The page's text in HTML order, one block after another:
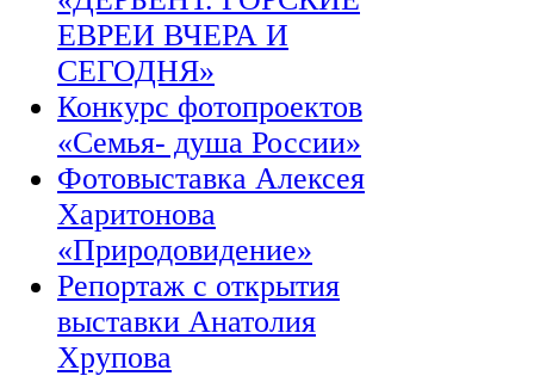
ЕВРЕИ ВЧЕРА И
СЕГОДНЯ»
Конкурс фотопроектов
«Семья- душа России»
Фотовыставка Алексея
Харитонова
«Природовидение»
Репортаж с открытия
выставки Анатолия
Хрупова